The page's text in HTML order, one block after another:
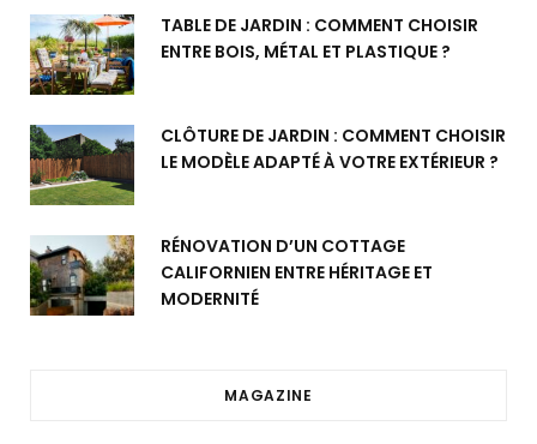
TABLE DE JARDIN : COMMENT CHOISIR
ENTRE BOIS, MÉTAL ET PLASTIQUE ?
CLÔTURE DE JARDIN : COMMENT CHOISIR
LE MODÈLE ADAPTÉ À VOTRE EXTÉRIEUR ?
RÉNOVATION D’UN COTTAGE
CALIFORNIEN ENTRE HÉRITAGE ET
MODERNITÉ
MAGAZINE